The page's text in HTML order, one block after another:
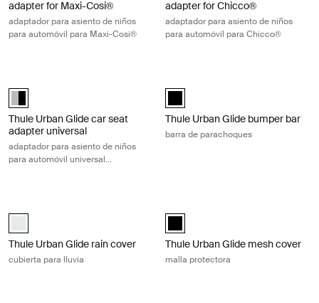
adapter for Maxi-Cosi®
adaptador para asiento de niños
para automóvil para Maxi-Cosi®
adapter for Chicco®
adaptador para asiento de niños
para automóvil para Chicco®
Thule Urban Glide car seat adapter universal Aluminum/Black
Thule Urban Glide car seat
adapter universal
adaptador para asiento de niños
para automóvil universal
Thule Urban Glide bumper bar
Thule Urban Glide bumper bar
barra de parachoques
Thule Urban Glide rain cover Blanco (selected)
Thule Urban Glide rain cover
cubierta para lluvia
Thule Urban Glide mesh cover
Thule Urban Glide mesh cover
malla protectora